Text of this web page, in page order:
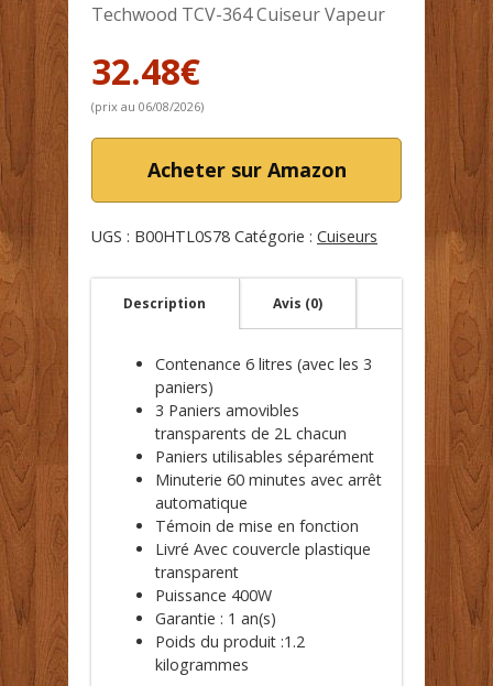
Techwood TCV-364 Cuiseur Vapeur
32.48€
(prix au 06/08/2026)
Acheter sur Amazon
UGS : B00HTL0S78 Catégorie : Cuiseurs
Description Avis (0)
Contenance 6 litres (avec les 3
paniers)
3 Paniers amovibles
transparents de 2L chacun
Paniers utilisables séparément
Minuterie 60 minutes avec arrêt
automatique
Témoin de mise en fonction
Livré Avec couvercle plastique
transparent
Puissance 400W
Garantie : 1 an(s)
Poids du produit :1.2
kilogrammes